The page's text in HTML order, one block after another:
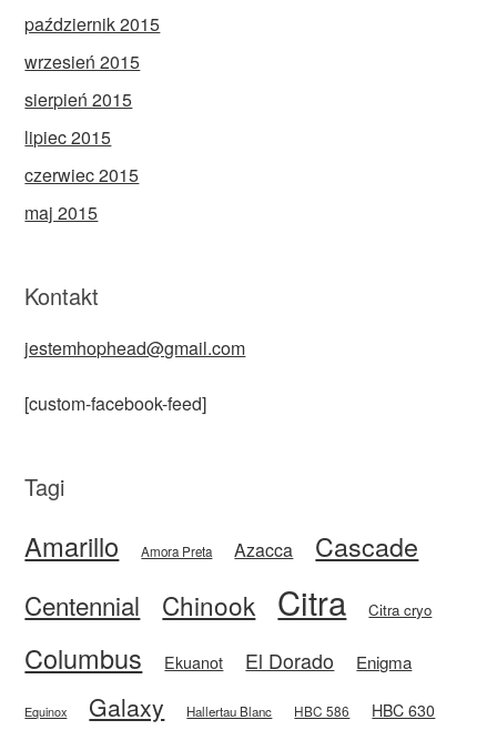
październik 2015
wrzesień 2015
sierpień 2015
lipiec 2015
czerwiec 2015
maj 2015
Kontakt
jestemhophead@gmail.com
[custom-facebook-feed]
Tagi
Amarillo Amora Preta Azacca Cascade
Centennial Chinook Citra Citra cryo
Columbus Ekuanot El Dorado Enigma
Equinox Galaxy Hallertau Blanc HBC 586 HBC 630